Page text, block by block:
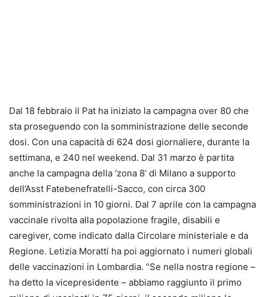
Dal 18 febbraio il Pat ha iniziato la campagna over 80 che
sta proseguendo con la somministrazione delle seconde
dosi. Con una capacità di 624 dosi giornaliere, durante la
settimana, e 240 nel weekend. Dal 31 marzo è partita
anche la campagna della ‘zona 8’ di Milano a supporto
dell’Asst Fatebenefratelli-Sacco, con circa 300
somministrazioni in 10 giorni. Dal 7 aprile con la campagna
vaccinale rivolta alla popolazione fragile, disabili e
caregiver, come indicato dalla Circolare ministeriale e da
Regione. Letizia Moratti ha poi aggiornato i numeri globali
delle vaccinazioni in Lombardia. “Se nella nostra regione –
ha detto la vicepresidente – abbiamo raggiunto il primo